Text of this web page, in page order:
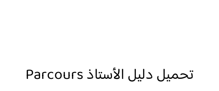
تحميل دليل الأستاذ Parcours